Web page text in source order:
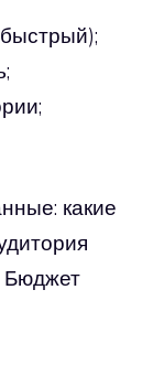
какие
Бюджет